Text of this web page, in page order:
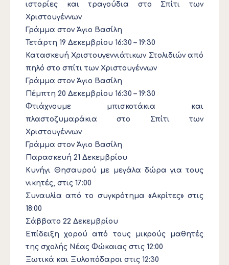
ιστορίες και τραγούδια στο Σπίτι των
Χριστουγέννων
Γράμμα στον Άγιο Βασίλη
Τετάρτη 19 Δεκεμβρίου 16:30 – 19:30
Κατασκευή Χριστουγεννιάτικων Στολιδιών από
πηλό στο σπίτι των Χριστουγέννων
Γράμμα στον Άγιο Βασίλη
Πέμπτη 20 Δεκεμβρίου 16:30 – 19:30
Φτιάχνουμε μπισκοτάκια και
πλαστοζυμαράκια στο Σπίτι των
Χριστουγέννων
Γράμμα στον Άγιο Βασίλη
Παρασκευή 21 Δεκεμβρίου
Κυνήγι Θησαυρού με μεγάλα δώρα για τους
νικητές, στις 17:00
Συναυλία από το συγκρότημα «Ακρίτες» στις
18:00
Σάββατο 22 Δεκεμβρίου
Επίδειξη χορού από τους μικρούς μαθητές
της σχολής Νέας Φώκαιας στις 12:00
Ξωτικά και Ξυλοπόδαροι στις 12:30